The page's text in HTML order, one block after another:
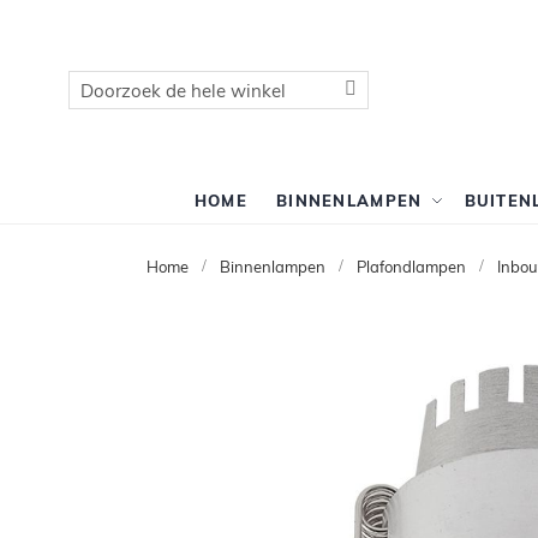
Zoek
HOME BINNENLAMPEN
Home Binnenlampen Plafondlampen